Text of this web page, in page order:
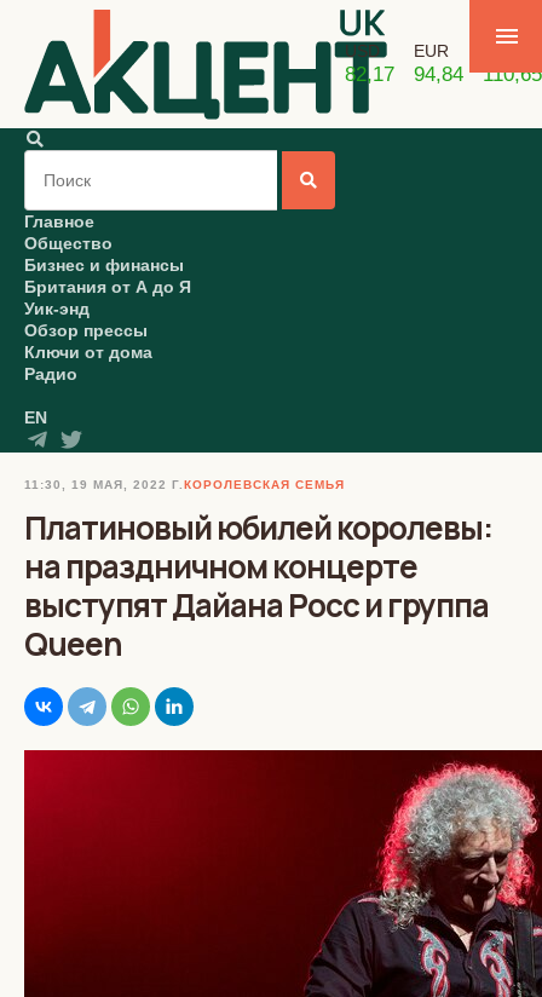
USD
82,17
EUR
94,84 110,65
Главное
Общество
Бизнес и финансы
Британия от А до Я
Уик-энд
Обзор прессы
Ключи от дома
Радио
EN
11:30, 19 МАЯ, 2022 Г. КОРОЛЕВСКАЯ СЕМЬЯ
Платиновый юбилей королевы:
на праздничном концерте
выступят Дайана Росс и группа
Queen